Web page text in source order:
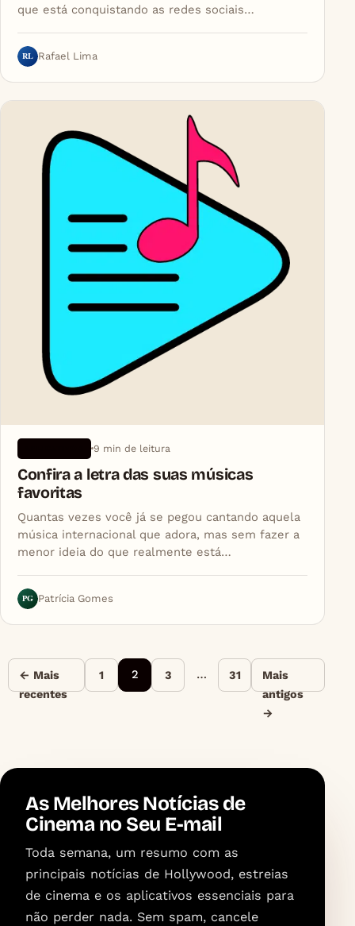
que está conquistando as redes sociais…
RL Rafael Lima
9 min de leitura
Confira a letra das suas músicas
favoritas
Quantas vezes você já se pegou cantando aquela
música internacional que adora, mas sem fazer a
menor ideia do que realmente está…
PG Patrícia Gomes
Paginação de posts
← Mais
recentes
1 2 3 … 31
Mais
antigos
→
As Melhores Notícias de
Cinema no Seu E-mail
Toda semana, um resumo com as
principais notícias de Hollywood, estreias
de cinema e os aplicativos essenciais para
não perder nada. Sem spam, cancele